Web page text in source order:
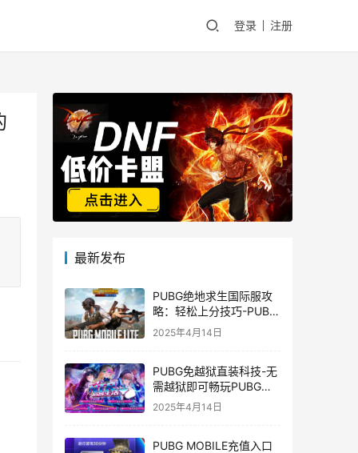
登录 注册
最新发布
PUBG绝地求生国际服攻
略：轻松上分技巧-PUBG
绝地求生国际服新手入门
2025年4月14日
PUBG免越狱直装科技-无
需越狱即可畅玩PUBG的
安装技巧
2025年4月14日
PUBG MOBILE充值入口